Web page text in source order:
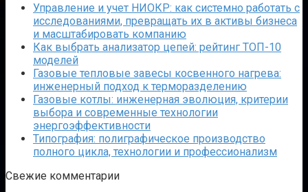
Управление и учет НИОКР: как системно работать с
исследованиями, превращать их в активы бизнеса
и масштабировать компанию
Как выбрать анализатор цепей: рейтинг ТОП-10
моделей
Газовые тепловые завесы косвенного нагрева:
инженерный подход к терморазделению
Газовые котлы: инженерная эволюция, критерии
выбора и современные технологии
энергоэффективности
Типография: полиграфическое производство
полного цикла, технологии и профессионализм
Свежие комментарии